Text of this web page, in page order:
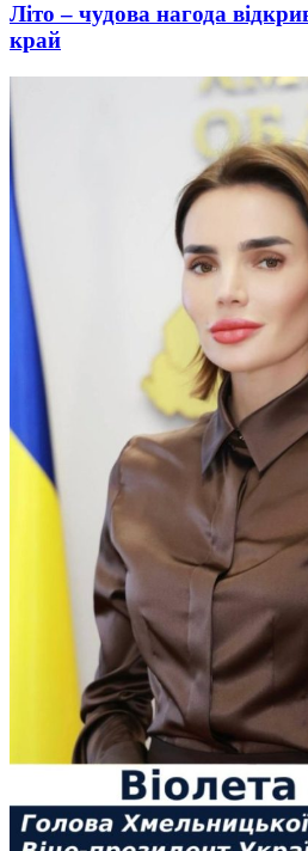
Літо – чудова нагода
край